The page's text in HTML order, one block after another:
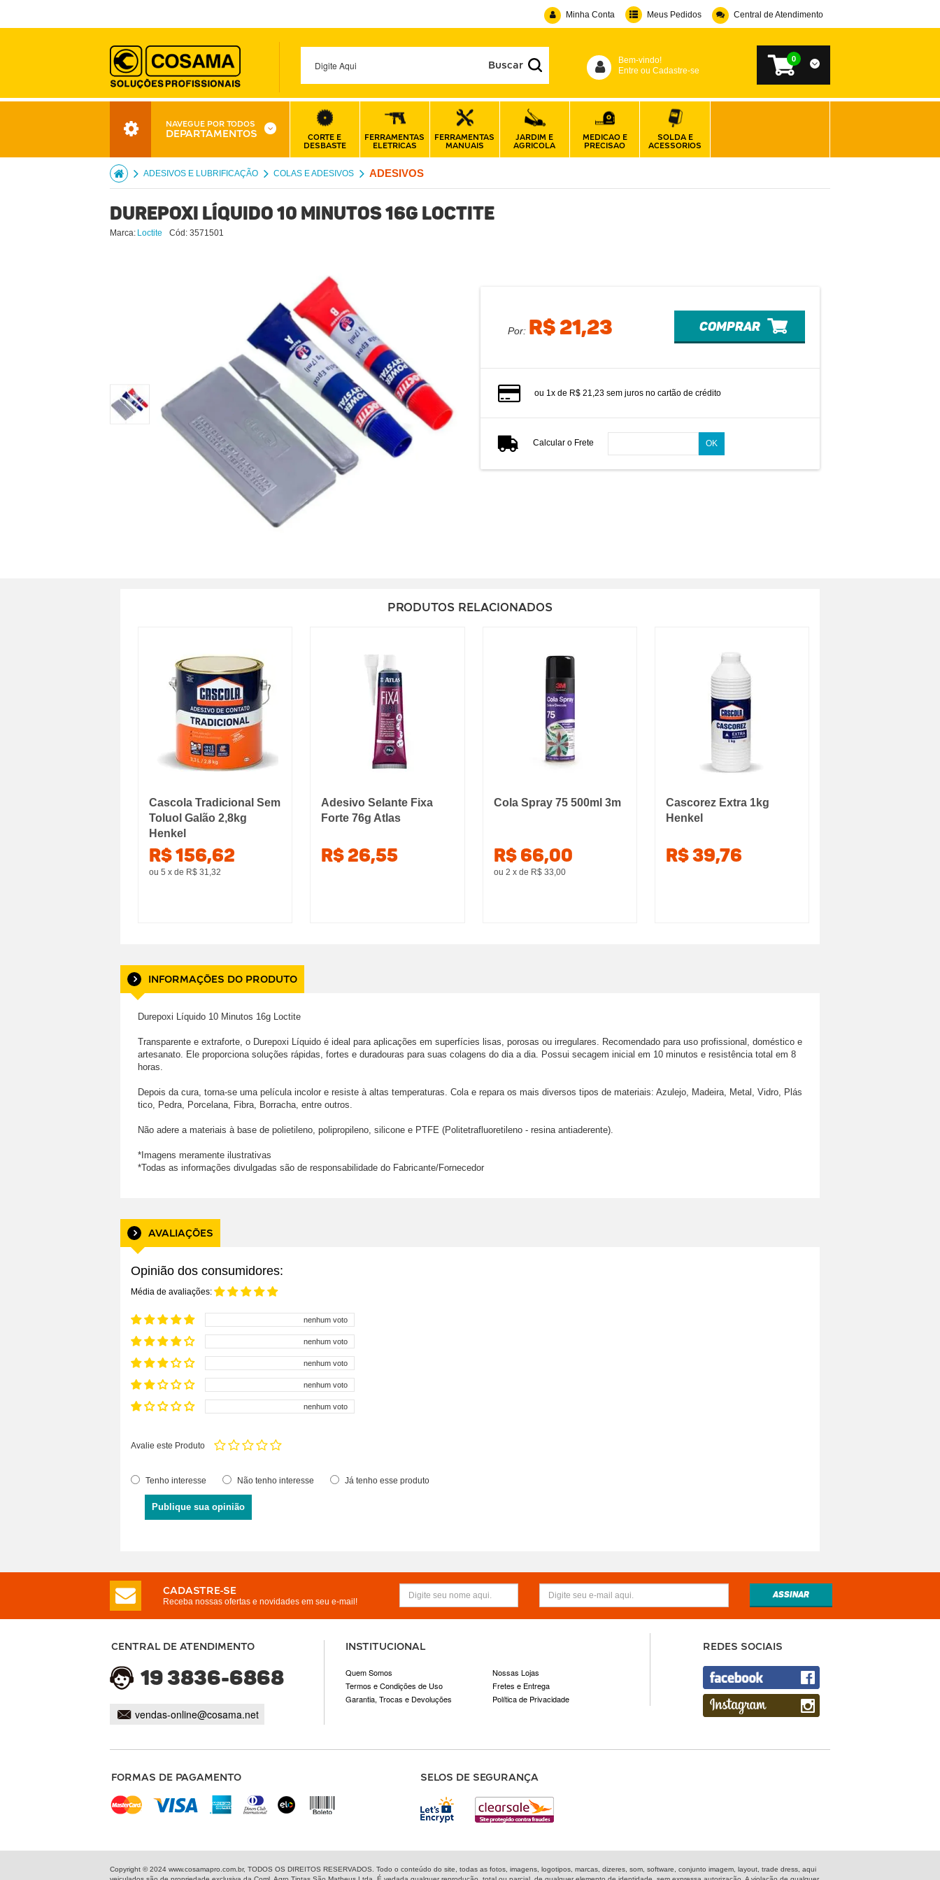
Minha Conta Meus Pedidos Central de Atendimento
Bem-vindo!
Entre ou Cadastre-se
0
NAVEGUE POR TODOS
DEPARTAMENTOS
CORTE E
DESBASTE
FERRAMENTAS
ELETRICAS
FERRAMENTAS
MANUAIS
JARDIM E
AGRICOLA
MEDICAO E
PRECISAO
SOLDA E
ACESSORIOS
ADESIVOS E LUBRIFICAÇÃO COLAS E ADESIVOS ADESIVOS
Durepoxi Líquido 10 Minutos 16g Loctite
Marca: Loctite Cód: 3571501
Por: R$ 21,23 comprar
ou 1x de R$ 21,23 sem juros no cartão de crédito
Calcular o Frete
PRODUTOS RELACIONADOS
Cascola Tradicional Sem
Toluol Galão 2,8kg
Henkel
R$ 156,62
ou 5 x de R$ 31,32
Adesivo Selante Fixa
Forte 76g Atlas
R$ 26,55
Cola Spray 75 500ml 3m
R$ 66,00
ou 2 xde R$ 33,00
Cascorez Extra 1kg
Henkel
R$ 39,76
INFORMAÇÕES DO PRODUTO
Durepoxi Líquido 10 Minutos 16g Loctite
Transparente e extraforte, o Durepoxi Líquido é ideal para aplicações em superfícies lisas, porosas ou irregulares. Recomendado para uso profissional, doméstico e
artesanato. Ele proporciona soluções rápidas, fortes e duradouras para suas colagens do dia a dia. Possui secagem inicial em 10 minutos e resistência total em 8
horas.
Depois da cura, torna-se uma película incolor e resiste à altas temperaturas. Cola e repara os mais diversos tipos de materiais: Azulejo, Madeira, Metal, Vidro, Plás
tico, Pedra, Porcelana, Fibra, Borracha, entre outros.
Não adere a materiais à base de polietileno, polipropileno, silicone e PTFE (Politetrafluoretileno - resina antiaderente).
*Imagens meramente ilustrativas
*Todas as informações divulgadas são de responsabilidade do Fabricante/Fornecedor
AVALIAÇÕES
Opinião dos consumidores:
Média de avaliações:
nenhum voto
nenhum voto
nenhum voto
nenhum voto
nenhum voto
Avalie este Produto
Tenho interesse Não tenho interesse Já tenho esse produto
Publique sua opinião
CADASTRE-SE
Receba nossas ofertas e novidades em seu e-mail!
CENTRAL DE ATENDIMENTO
19 3836-6868
vendas-online@cosama.net
INSTITUCIONAL
Quem Somos
Nossas Lojas
Termos e Condições de Uso
Fretes e Entrega
Garantia, Trocas e Devoluções
Política de Privacidade
REDES SOCIAIS
FORMAS DE PAGAMENTO SELOS DE SEGURANÇA
Copyright © 2024 www.cosamapro.com.br, TODOS OS DIREITOS RESERVADOS. Todo o conteúdo do site, todas as fotos, imagens, logotipos, marcas, dizeres, som, software, conjunto imagem, layout, trade dress, aqui